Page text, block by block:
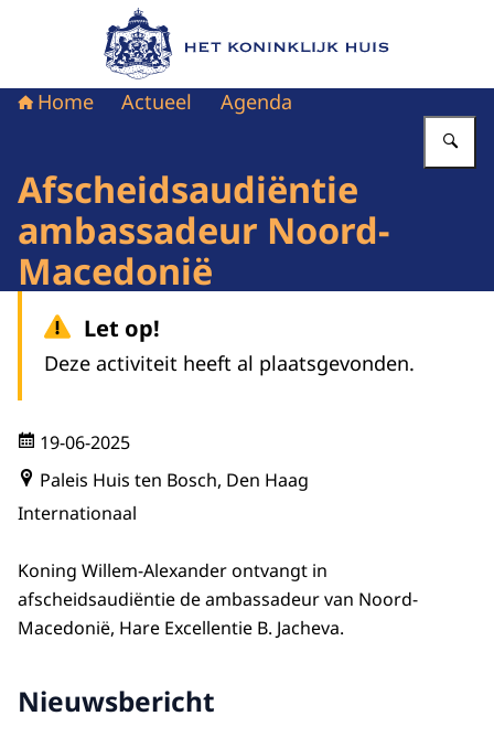
Naar de homepage van Het Koninklijk Huis
Home Actueel Agenda
Afscheidsaudiëntie
ambassadeur Noord-
Macedonië
Let op!
Deze activiteit heeft al plaatsgevonden.
19-06-2025
Paleis Huis ten Bosch, Den Haag
Internationaal
Koning Willem-Alexander ontvangt in
afscheidsaudiëntie de ambassadeur van Noord-
Macedonië, Hare Excellentie B. Jacheva.
Nieuwsbericht